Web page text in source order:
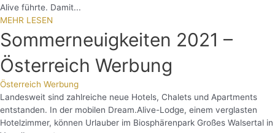
Alive führte. Damit...
MEHR LESEN
Sommerneuigkeiten 2021 –
Österreich Werbung
Österreich Werbung
Landesweit sind zahlreiche neue Hotels, Chalets und Apartments
entstanden. In der mobilen Dream.Alive-Lodge, einem verglasten
Hotelzimmer, können Urlauber im Biosphärenpark Großes Walsertal in